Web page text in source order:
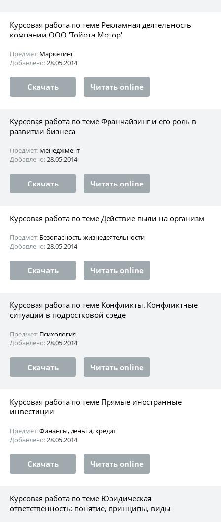
Курсовая работа по теме Рекламная деятельность
компании ООО 'Тойота Мотор'
Предмет: Маркетинг
Добавлено:28.05.2014
Скачать Читать online
Курсовая работа по теме Франчайзинг и его роль в
развитии бизнеса
Предмет: Менеджмент
Добавлено:28.05.2014
Скачать Читать online
Курсовая работа по теме Действие пыли на организм
Предмет: Безопасность жизнедеятельности
Добавлено:28.05.2014
Скачать Читать online
Курсовая работа по теме Конфликты. Конфликтные
ситуации в подростковой среде
Предмет: Психология
Добавлено:28.05.2014
Скачать Читать online
Курсовая работа по теме Прямые иностранные
инвестиции
Предмет:Финансы, деньги, кредит
Добавлено:28.05.2014
Скачать Читать online
Курсовая работа по теме Юридическая
ответственность: понятие, принципы, виды